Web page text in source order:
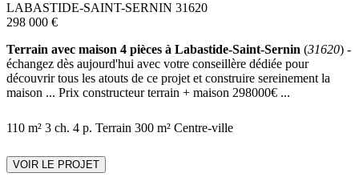
LABASTIDE-SAINT-SERNIN 31620
298 000 €
Terrain avec maison 4 pièces à Labastide-Saint-Sernin (31620) -
échangez dès aujourd'hui avec votre conseillère dédiée pour
découvrir tous les atouts de ce projet et construire sereinement la
maison ... Prix constructeur terrain + maison 298000€ ...
110 m² 3 ch. 4 p. Terrain 300 m² Centre-ville
VOIR LE PROJET